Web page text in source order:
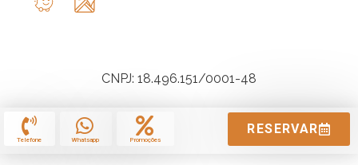
CNPJ: 18.496.151/0001-48
Telefone Whatsapp Promoções
RESERVAR